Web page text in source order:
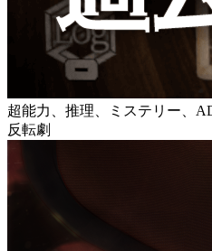
超能力、推理、ミステリー、
反転劇